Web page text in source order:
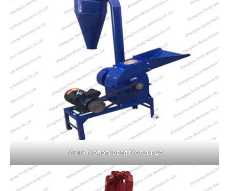
Мини Молотковая Мельница